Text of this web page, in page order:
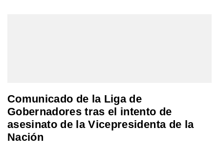
Comunicado de la Liga de
Gobernadores tras el intento de
asesinato de la Vicepresidenta de la
Nación